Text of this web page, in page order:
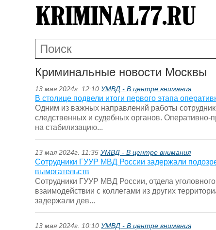
Криминальные новости Москвы
13 мая 2024г. 12:10 УМВД - В центре внимания
В столице подвели итоги первого этапа
Одним из важных направлений работы
следственных и судебных органов.
на стабилизацию...
13 мая 2024г. 11:35 УМВД - В центре внимания
Сотрудники ГУУР МВД России задержали
вымогательств
Сотрудники ГУУР МВД России, отдела
взаимодействии с коллегами из других
задержали дев...
13 мая 2024г. 10:10 УМВД - В центре внимания